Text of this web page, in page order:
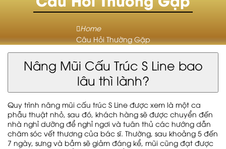
Home
Câu Hỏi Thường Gặp
Nâng Mũi Cấu Trúc S Line bao
lâu thì lành?
Quy trình nâng mũi cấu trúc S Line được xem là một ca
phẫu thuật nhỏ, sau đó, khách hàng sẽ được chuyển đến
nhà nghỉ dưỡng để nghỉ ngơi và tuân thủ các hướng dẫn
chăm sóc vết thương của bác sĩ. Thường, sau khoảng 5 đến
7 ngày, sưng và bầm sẽ giảm đáng kể, mũi cũng đạt được